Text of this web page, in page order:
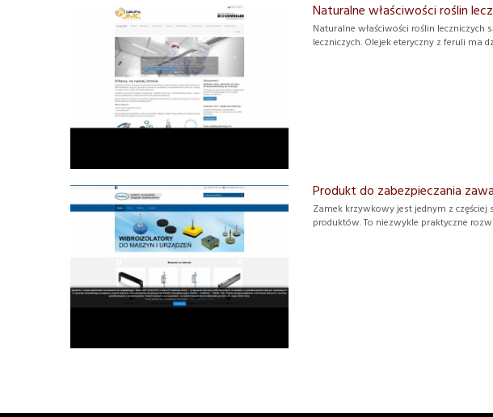
Naturalne właściwości roślin
Naturalne właściwości roślin
leczniczych. Olejek eteryczny z feruli ma
Produkt do zabezpieczania
Zamek krzywkowy jest jednym z
produktów. To niezwykle praktyczne